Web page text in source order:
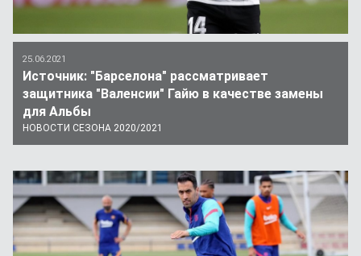
НОВОСТИ СЕЗОНА 2020/2021
Источник: "Барселона" рассматривает
защитника "Валенсии" Гайю в качестве замены
для Альбы
25.06.2021